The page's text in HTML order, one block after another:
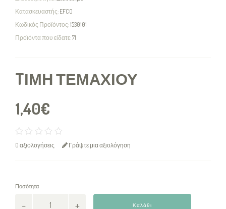
Κατασκευαστής: EFCO
Κωδικός Προϊόντος:1530101
Προϊόντα που είδατε:71
TΙΜΉ ΤΕΜΑΧΊΟΥ
1,40€
0 αξιολογήσεις Γράψτε μια αξιολόγηση
Ποσότητα
Καλάθι